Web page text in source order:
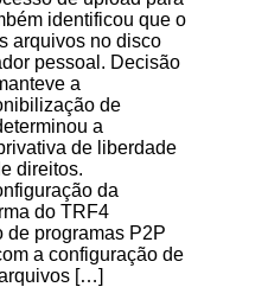
identificou que o
arquivos no disco
pessoal. Decisão
a
de
a
de liberdade
direitos.
da
do TRF4
de programas P2P
a configuração de
[…]